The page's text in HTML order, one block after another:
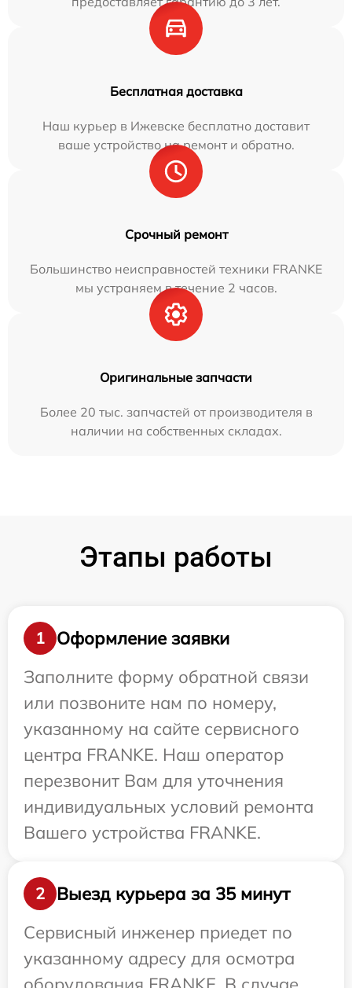
Бесплатная доставка
Наш курьер в Ижевске бесплатно доставит
ваше устройство на ремонт и обратно.
Срочный ремонт
Большинство неисправностей техники FRANKE
мы устраняем в течение 2 часов.
Оригинальные запчасти
Более 20 тыс. запчастей от производителя в
наличии на собственных складах.
Этапы работы
1
Оформление заявки
Заполните форму обратной связи
или позвоните нам по номеру,
указанному на сайте сервисного
центра FRANKE. Наш оператор
перезвонит Вам для уточнения
индивидуальных условий ремонта
Вашего устройства FRANKE.
2
Выезд курьера за 35 минут
Сервисный инженер приедет по
указанному адресу для осмотра